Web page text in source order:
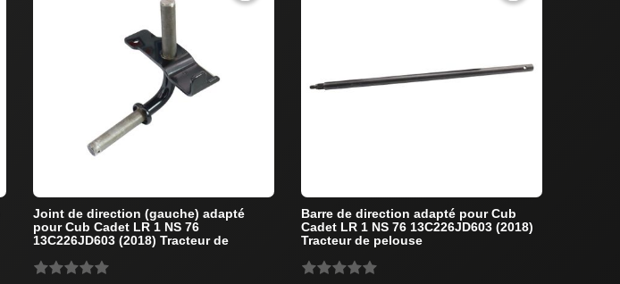
Joint de direction (gauche) adapté
pour Cub Cadet LR 1 NS 76
13C226JD603 (2018) Tracteur de
Barre de direction adapté pour Cub
Cadet LR 1 NS 76 13C226JD603 (2018)
Tracteur de pelouse